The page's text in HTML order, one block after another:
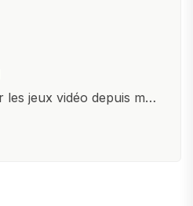
jeux vidéo depuis mon
pour l'univers